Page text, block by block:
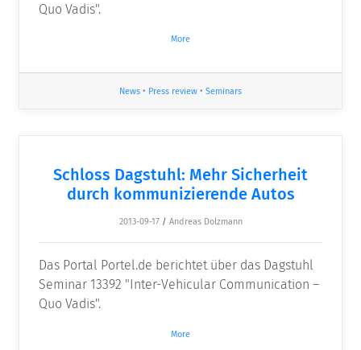
Quo Vadis".
More
News • Press review • Seminars
Schloss Dagstuhl: Mehr Sicherheit
durch kommunizierende Autos
2013-09-17 / Andreas Dolzmann
Das Portal Portel.de berichtet über das Dagstuhl
Seminar 13392 "Inter-Vehicular Communication –
Quo Vadis".
More